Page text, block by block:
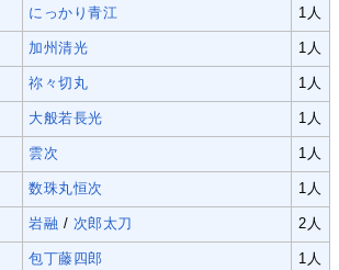
にっかり青江 1人
加州清光 1人
祢々切丸 1人
大般若長光 1人
雲次 1人
数珠丸恒次 1人
岩融 / 次郎太刀 2人
包丁藤四郎 1人